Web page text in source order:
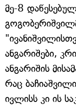
მე-8
ანგარიშები,
ანგარიშის
რაც
ივლისს კი ის